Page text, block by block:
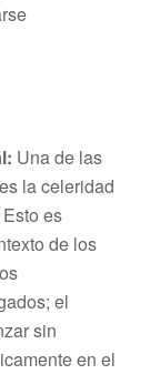
Una de las
la celeridad
es
de los
el
sin
en el